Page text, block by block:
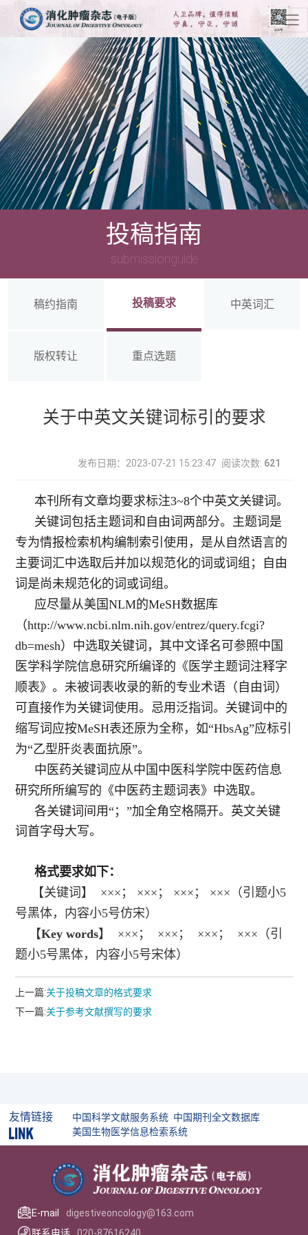
投稿指南
submissionguide
稿约指南 投稿要求 中英词汇
版权转让 重点选题
关于中英文关键词标引的要求
发布日期：2023-07-21 15:23:47 阅读次数: 621
本刊所有文章均要求标注3~8个中英文关键词。
关键词包括主题词和自由词两部分。主题词是
专为情报检索机构编制索引使用，是从自然语言的
主要词汇中选取后并加以规范化的词或词组；自由
词是尚未规范化的词或词组。
应尽量从美国NLM的MeSH数据库
（http://www.ncbi.nlm.nih.gov/entrez/query.fcgi?
db=mesh）中选取关键词，其中文译名可参照中国
医学科学院信息研究所编译的《医学主题词注释字
顺表》。未被词表收录的新的专业术语（自由词）
可直接作为关键词使用。忌用泛指词。 关键词中的
缩写词应按MeSH表还原为全称，如“HbsAg”应标引
为“乙型肝炎表面抗原”。
中医药关键词应从中国中医科学院中医药信息
研究所所编写的《中医药主题词表》中选取。
各关键词间用“；”加全角空格隔开。英文关键
词首字母大写。
格式要求如下：
【关键词】
×××； ×××； ×××； ××× （引题小5
号黑体，内容小5号仿宋）
【Key words】 ××× ； ××× ； ××× ； ××× （引
题小5号黑体，内容小5号宋体）
上一篇:关于投稿文章的格式要求
下一篇:关于参考文献撰写的要求
友情链接 中国科学文献服务系统 中国期刊全文数据库
美国生物医学信息检索系统
E-mail
digestiveoncology@163.com